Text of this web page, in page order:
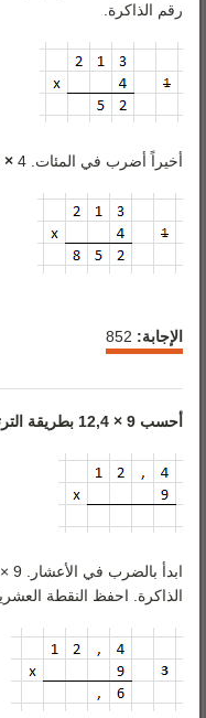
رقم الذاكرة.
أخيراً أضرب في المئات. 4 ×
الإجابة: 852
أحسب 9 × 12,4 بطريقة الترتيب
الذاكرة. احفظ النقطة